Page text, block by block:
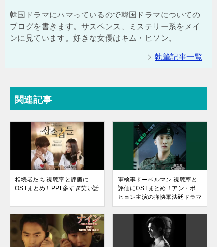
韓国ドラマにハマっているので韓国ドラマについての
ブログを書きます。サスペンス、ミステリー系をメイ
ンに見ています。好きな女優はキム・ヒソン。
執筆記事一覧
関連記事
相続者たち 視聴率と評価に
OSTまとめ！PPL多すぎ笑い話
軍検事ドーベルマン 視聴率と
評価にOSTまとめ！アン・ボ
ヒョン主演の痛快軍法廷ドラマ